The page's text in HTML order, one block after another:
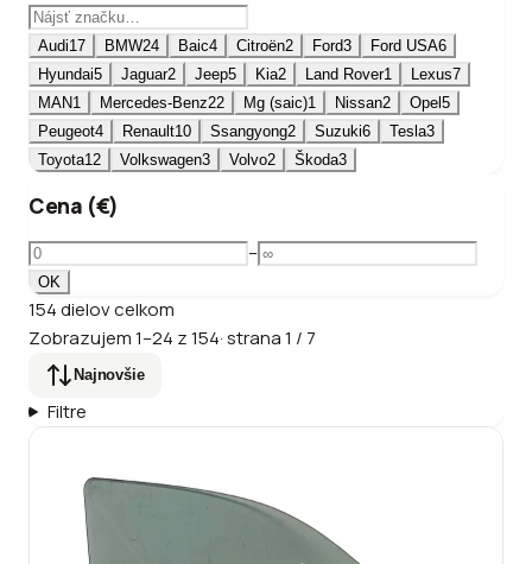
Audi17 BMW24 Baic4 Citroën2 Ford3 Ford USA6
Hyundai5 Jaguar2 Jeep5 Kia2 Land Rover1 Lexus7
MAN1 Mercedes-Benz22 Mg (saic)1 Nissan2 Opel 5
Peugeot4 Renault10 Ssangyong2 Suzuki6 Tesla3
Toyota12 Volkswagen3 Volvo2 Škoda3
Cena (€)
–
OK
154dielovcelkom
Zobrazujem1–24 z154·strana1 / 7
Najnovšie
Filtre